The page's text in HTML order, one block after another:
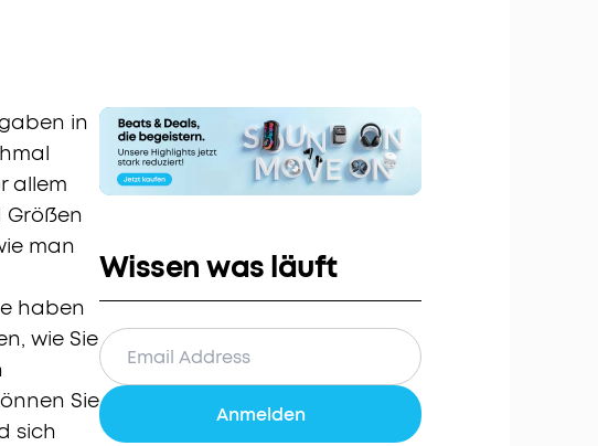
in
allem
Größen
man
haben
wie Sie
Sie
sich
Wissen was läuft
Anmelden